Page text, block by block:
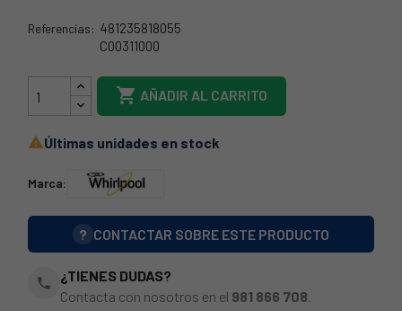
Referencias: 481235818055
C00311000
 AÑADIR AL CARRITO
Últimas unidades en stock
Marca:
? CONTACTAR SOBRE ESTE PRODUCTO
phone
¿TIENES DUDAS?
Contacta con nosotros en el 981 866 708